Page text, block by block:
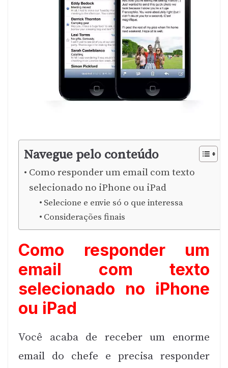
Navegue pelo conteúdo
Como responder um email com texto
selecionado no iPhone ou iPad
Selecione e envie só o que interessa
Considerações finais
Como responder um
email com texto
selecionado no iPhone
ou iPad
Você acaba de receber um enorme
email do chefe e precisa responder